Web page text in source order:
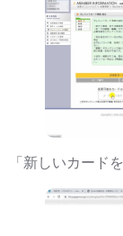
「新しいカード